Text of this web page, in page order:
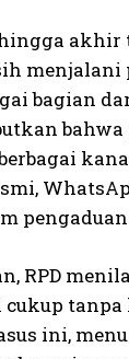
bagian
pengaduan
RPD
ini,